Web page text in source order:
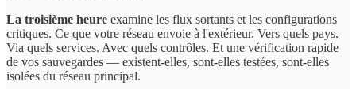
La troisième heure examine les flux sortants et les configurations
critiques. Ce que votre réseau envoie à l'extérieur. Vers quels pays.
Via quels services. Avec quels contrôles. Et une vérification rapide
de vos sauvegardes — existent-elles, sont-elles testées, sont-elles
isolées du réseau principal.